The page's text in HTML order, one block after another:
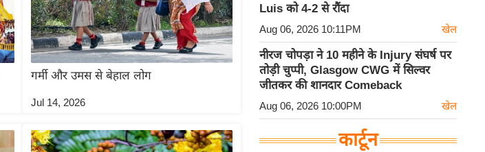
गर्मी और उमस से बेहाल लोग
Jul 14, 2026
Luis को 4-2 से रौंदा
Aug 06, 2026 10:11PM खेल
नीरज चोपड़ा ने 10 महीने के Injury संघर्ष पर
तोड़ी चुप्पी, Glasgow CWG में सिल्वर
जीतकर की शानदार Comeback
Aug 06, 2026 10:00PM खेल
कार्टून